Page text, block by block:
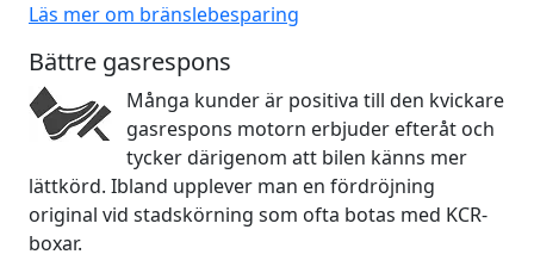
Läs mer om bränslebesparing
Bättre gasrespons
Många kunder är positiva till den kvickare
gasrespons motorn erbjuder efteråt och
tycker därigenom att bilen känns mer
lättkörd. Ibland upplever man en fördröjning
original vid stadskörning som ofta botas med KCR-
boxar.